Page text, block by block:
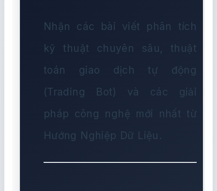
Nhận các bài viết phân tích
kỹ thuật chuyên sâu, thuật
toán giao dịch tự động
(Trading Bot) và các giải
pháp công nghệ mới nhất từ
Hướng Nghiệp Dữ Liệu.